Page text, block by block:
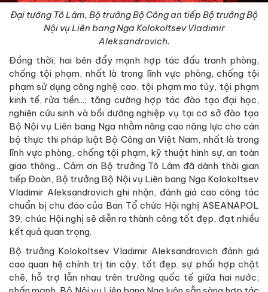
Đại tướng Tô Lâm, Bộ trưởng Bộ Công an tiếp Bộ trưởng Bộ
Nội vụ Liên bang Nga Kolokoltsev Vladimir
Aleksandrovich.
Đồng thời, hai bên đẩy mạnh hợp tác đấu tranh phòng,
chống tội phạm, nhất là trong lĩnh vực phòng, chống tội
phạm sử dụng công nghệ cao, tội phạm ma túy, tội phạm
kinh tế, rửa tiền...; tăng cường hợp tác đào tạo đại học,
nghiên cứu sinh và bồi dưỡng nghiệp vụ tại cơ sở đào tạo
Bộ Nội vụ Liên bang Nga nhằm nâng cao năng lực cho cán
bộ thực thi pháp luật Bộ Công an Việt Nam, nhất là trong
lĩnh vực phòng, chống tội phạm, kỹ thuật hình sự, an toàn
giao thông... Cảm ơn Bộ trưởng Tô Lâm đã dành thời gian
tiếp Đoàn, Bộ trưởng Bộ Nội vụ Liên bang Nga Kolokoltsev
Vladimir Aleksandrovich ghi nhận, đánh giá cao công tác
chuẩn bị chu đáo của Ban Tổ chức Hội nghị ASEANAPOL
39; chúc Hội nghị sẽ diễn ra thành công tốt đẹp, đạt nhiều
kết quả quan trọng.
Bộ trưởng Kolokoltsev Vladimir Aleksandrovich đánh giá
cao quan hệ chính trị tin cậy, tốt đẹp, sự phối hợp chặt
chẽ, hỗ trợ lẫn nhau trên trường quốc tế giữa hai nước;